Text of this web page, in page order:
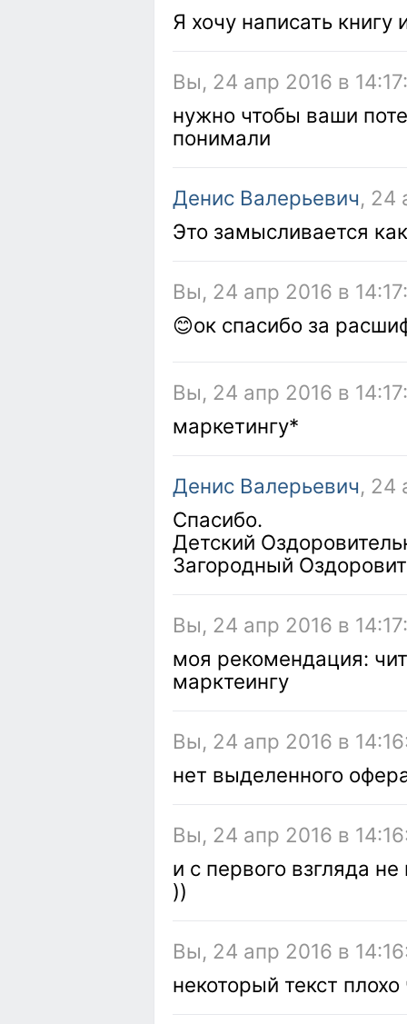
Я хочу написать
Вы, 24 апр 2016 в
нужно чтобы ваши
понимали
Денис Валерьевич, 24
Это замысливается
Вы, 24 апр 2016 в
😊ок спасибо за
Вы, 24 апр 2016 в
маркетингу*
Денис Валерьевич, 24
Спасибо.
Детский
Загородный
Вы, 24 апр 2016 в
моя рекомендация:
марктеингу
Вы, 24 апр 2016 в
нет выделенного
Вы, 24 апр 2016 в
и с первого взгляда
))
Вы, 24 апр 2016 в
некоторый текст плохо